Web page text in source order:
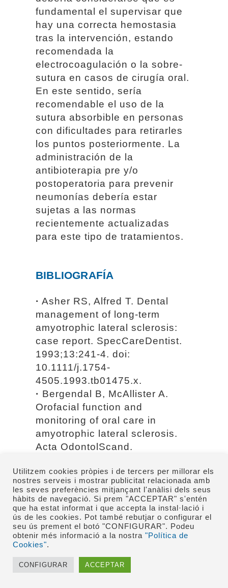
fundamental el supervisar que
hay una correcta hemostasia
tras la intervención, estando
recomendada la
electrocoagulación o la sobre-
sutura en casos de cirugía oral.
En este sentido, sería
recomendable el uso de la
sutura absorbible en personas
con dificultades para retirarles
los puntos posteriormente. La
administración de la
antibioterapia pre y/o
postoperatoria para prevenir
neumonías debería estar
sujetas a las normas
recientemente actualizadas
para este tipo de tratamientos.
BIBLIOGRAFÍA
· Asher RS, Alfred T. Dental
management of long-term
amyotrophic lateral sclerosis:
case report. SpecCareDentist.
1993;13:241-4. doi:
10.1111/j.1754-
4505.1993.tb01475.x.
· Bergendal B, McAllister A.
Orofacial function and
monitoring of oral care in
amyotrophic lateral sclerosis.
Acta OdontolScand.
10.1080/00016357.2016.1276212.
·Erriu M, Pili FM, Denotti G,
Garau V. Black hairytongue in a
patient with amyotrophic lateral
sclerosis. J
IntSocPrevCommunityDent.
0762.175408.
Utilitzem cookies pròpies i de tercers per millorar els
nostres serveis i mostrar publicitat relacionada amb
les seves preferències mitjançant l'anàlisi dels seus
hàbits de navegació. Si prem "ACCEPTAR" s'entén
que ha estat informat i que accepta la instal·lació i
ús de les cookies. Pot també rebutjar o configurar el
seu ús prement el botó "CONFIGURAR". Podeu
obtenir més informació a la nostra "Política de
Cookies".
CONFIGURAR ACCEPTAR